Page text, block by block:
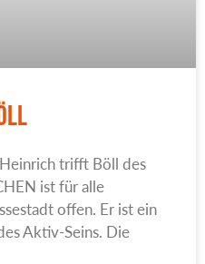
trifft Böll des
ist für alle
offen. Er ist ein
Aktiv-Seins. Die